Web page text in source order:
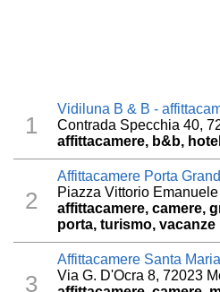
1
Vidiluna B & B -
Contrada Specchia 40,
affittacamere, b&b,
2
Affittacamere Porta
Piazza Vittorio
affittacamere, camere,
porta, turismo, vacanze
3
Affittacamere Santa Maria
Via G. D'Ocra 8, 72023